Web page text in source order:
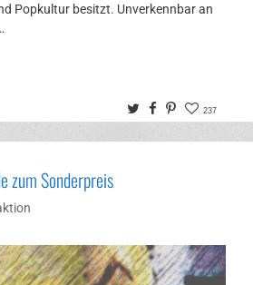
Popkultur besitzt. Unverkennbar an
TwitterFacebook
Pinterest
237
zum Sonderpreis